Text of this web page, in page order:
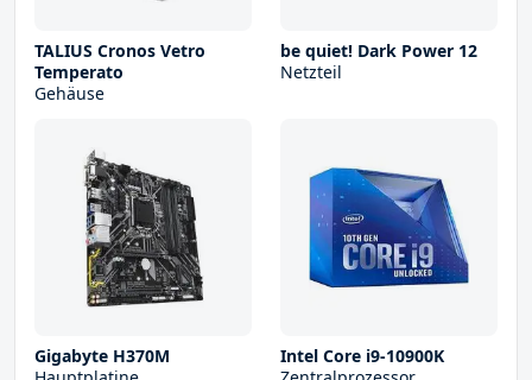
TALIUS Cronos Vetro
Temperato
Gehäuse
be quiet! Dark Power 12
Netzteil
Gigabyte H370M
Intel Core i9-10900K